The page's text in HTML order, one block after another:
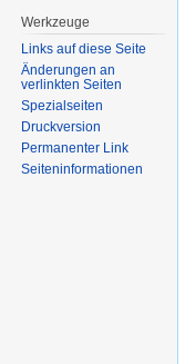
Werkzeuge
Links auf diese Seite
Änderungen an
verlinkten Seiten
Spezialseiten
Druckversion
Permanenter Link
Seiten­informationen